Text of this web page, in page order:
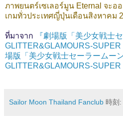
ภาพยนตร์เซเลอร์มูน Eternal จะอ
เกมทั่วประเทศญี่ปุ่นเดือนสิงหาคม
ที่มาจาก
『劇場版「美少女戦士
GLITTER&GLAMOURS-
場版「美少女戦士セーラームー
GLITTER&GLAMOURS-SUPER
Sailor Moon Thailand Fanclub 時刻: